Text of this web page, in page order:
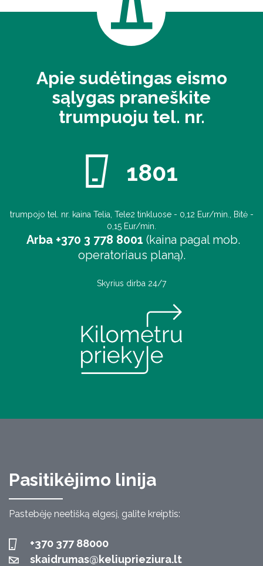
Apie sudėtingas eismo
sąlygas praneškite
trumpuoju tel. nr.
1801
trumpojo tel. nr. kaina Telia, Tele2 tinkluose - 0,12 Eur/min., Bitė -
0,15 Eur/min.
Arba +370 3 778 8001 (kaina pagal mob.
operatoriaus planą).
Skyrius dirba 24/7
Pasitikėjimo linija
Pastebėję neetišką elgesį, galite kreiptis:
+370 377 88000
skaidrumas@keliuprieziura.lt